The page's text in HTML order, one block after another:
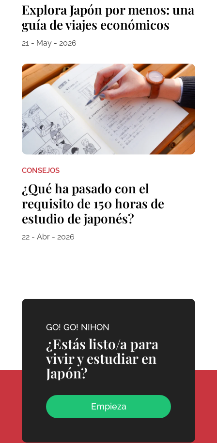
Explora Japón por menos: una
guía de viajes económicos
21 - May - 2026
CONSEJOS
¿Qué ha pasado con el
requisito de 150 horas de
estudio de japonés?
22 - Abr - 2026
GO! GO! NIHON
¿Estás listo/a para
vivir y estudiar en
Japón?
Empieza